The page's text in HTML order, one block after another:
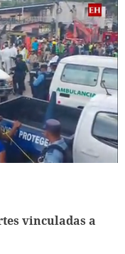
vinculadas a